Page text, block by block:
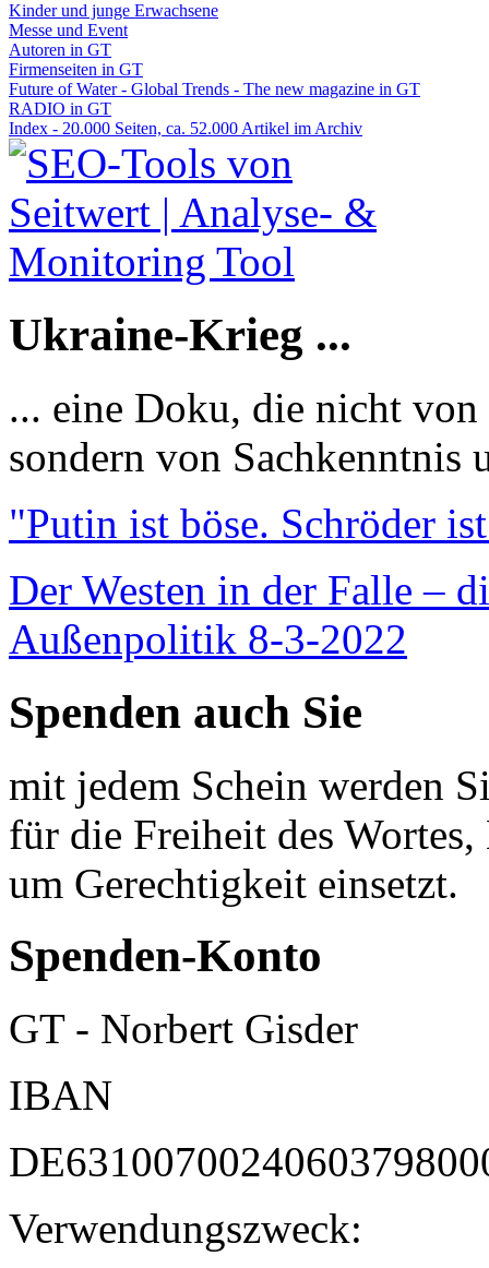
Kinder und junge Erwachsene
Messe und Event
Autoren in GT
Firmenseiten in GT
Future of Water - Global Trends - The new magazine in GT
RADIO in GT
Index - 20.000 Seiten, ca. 52.000 Artikel im Archiv
Ukraine-Krieg ...
... eine Doku, die nicht
sondern von Sachkenntnis
"Putin ist böse. Schröder
Der Westen in der Falle –
Außenpolitik 8-3-2022
Spenden auch Sie
mit jedem Schein werden
für die Freiheit des
um Gerechtigkeit einsetzt.
Spenden-Konto
GT - Norbert Gisder
IBAN
Verwendungszweck: